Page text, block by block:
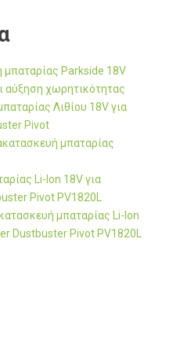
Parkside 18V
αύξηση χωρητικότητας
Λιθίου 18V για
Pivot
μπαταρίας
Li-Ion 18V για
Pivot PV1820L
μπαταρίας Li-Ion
Dustbuster Pivot PV1820L